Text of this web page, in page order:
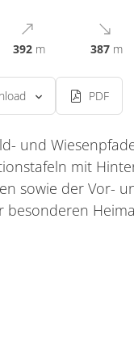
392 m 387 m
PDF
und
mit
sowie der Vor-
besonderen